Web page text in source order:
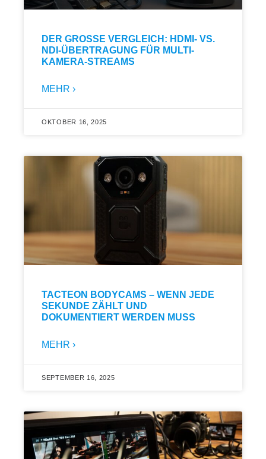
DER GROSSE VERGLEICH: HDMI- VS. N
DI-ÜBERTRAGUNG FÜR MULTI-K
AMERA-STREAMS
MEHR ›
OKTOBER 16, 2025
TACTEON BODYCAMS – WENN JEDE
SEKUNDE ZÄHLT UND
DOKUMENTIERT WERDEN MUSS
MEHR ›
SEPTEMBER 16, 2025